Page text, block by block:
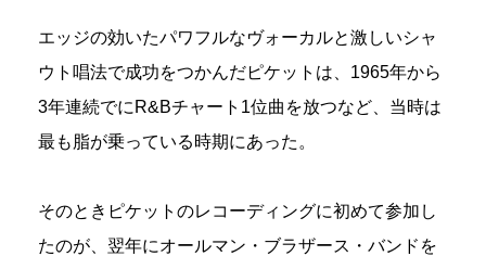
エッジの効いたパワフルなヴォーカルと激しいシャ
ウト唱法で成功をつかんだピケットは、1965年から
3年連続でにR&Bチャート1位曲を放つなど、当時は
最も脂が乗っている時期にあった。
そのときピケットのレコーディングに初めて参加し
たのが、翌年にオールマン・ブラザース・バンドを